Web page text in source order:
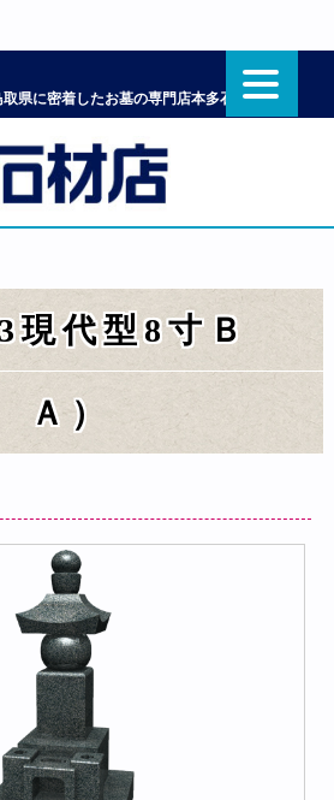
県に密着したお墓の専門店本多石材店
現代型8寸Ｂ
Ａ）